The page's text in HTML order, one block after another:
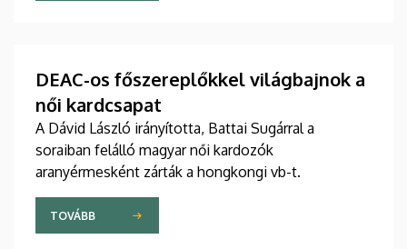
Szociális Bizottság döntését követően, augusztus
DEAC-os főszereplőkkel világbajnok a
női kardcsapat
A Dávid László irányította, Battai Sugárral a
soraiban felálló magyar női kardozók
aranyérmesként zárták a hongkongi vb-t.
TOVÁBB